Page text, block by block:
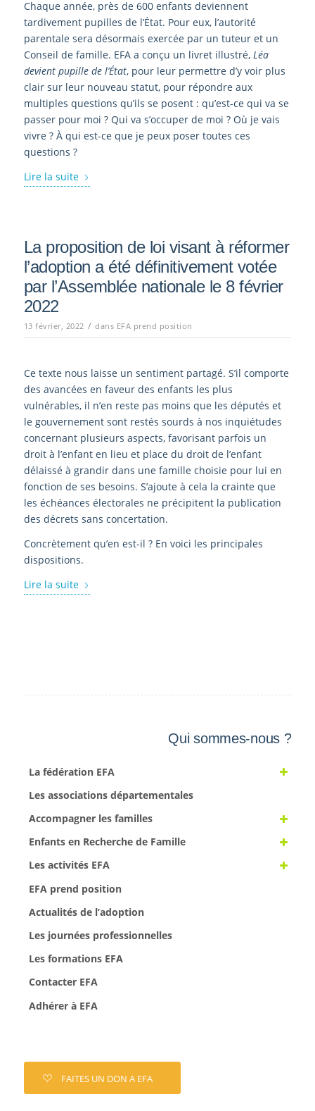
Chaque année, près de 600 enfants deviennent
tardivement pupilles de l’État. Pour eux, l’autorité
parentale sera désormais exercée par un tuteur et un
Conseil de famille. EFA a conçu un livret illustré, Léa
devient pupille de l’État, pour leur permettre d’y voir plus
clair sur leur nouveau statut, pour répondre aux
multiples questions qu’ils se posent : qu’est-ce qui va se
passer pour moi ? Qui va s’occuper de moi ? Où je vais
vivre ? À qui est-ce que je peux poser toutes ces
questions ?
Lire la suite
La proposition de loi visant à réformer
l’adoption a été définitivement votée
par l’Assemblée nationale le 8 février
2022
13 février, 2022 / dans EFA prend position
Ce texte nous laisse un sentiment partagé. S’il comporte
des avancées en faveur des enfants les plus
vulnérables, il n’en reste pas moins que les députés et
le gouvernement sont restés sourds à nos inquiétudes
concernant plusieurs aspects, favorisant parfois un
droit à l’enfant en lieu et place du droit de l’enfant
délaissé à grandir dans une famille choisie pour lui en
fonction de ses besoins. S’ajoute à cela la crainte que
les échéances électorales ne précipitent la publication
des décrets sans concertation.
Concrètement qu’en est-il ? En voici les principales
dispositions.
Lire la suite
Qui sommes-nous ?
La fédération EFA
Les associations départementales
Accompagner les familles
Enfants en Recherche de Famille
Les activités EFA
EFA prend position
Actualités de l’adoption
Les journées professionnelles
Les formations EFA
Contacter EFA
Adhérer à EFA
FAITES UN DON A EFA